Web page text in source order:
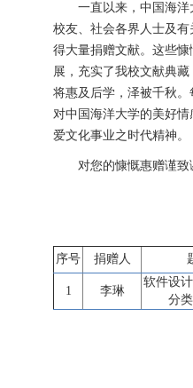
一直以来，中国海
校友、社会各界人士及
得大量捐赠文献。这些
展，充实了我校文献典
将惠及后学，泽被千秋
对中国海洋大学的美好
爱文化事业之时代精神。
对您的慷慨惠赠谨致
序号 捐赠人
1 李琳
软件设
分